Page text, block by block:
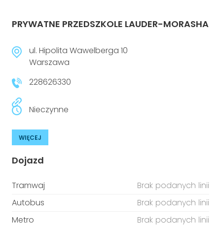
PRYWATNE PRZEDSZKOLE LAUDER-MORASHA
ul. Hipolita Wawelberga 10
Warszawa
228626330
Nieczynne
WIĘCEJ
Dojazd
Tramwaj
Brak podanych linii
Autobus
Brak podanych linii
Metro
Brak podanych linii